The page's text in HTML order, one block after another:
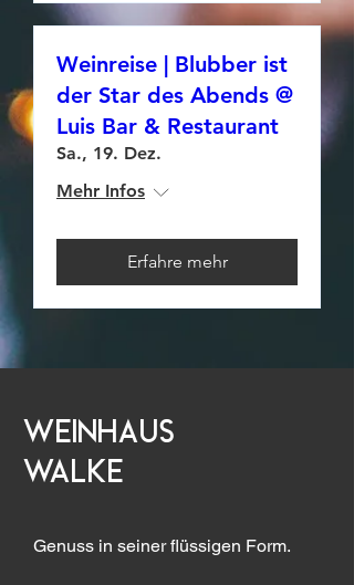
Weinreise | Blubber ist
der Star des Abends @
Luis Bar & Restaurant
Sa., 19. Dez.
Mehr Infos
Erfahre mehr
Weinhaus
Walke
Genuss in seiner flüssigen Form.